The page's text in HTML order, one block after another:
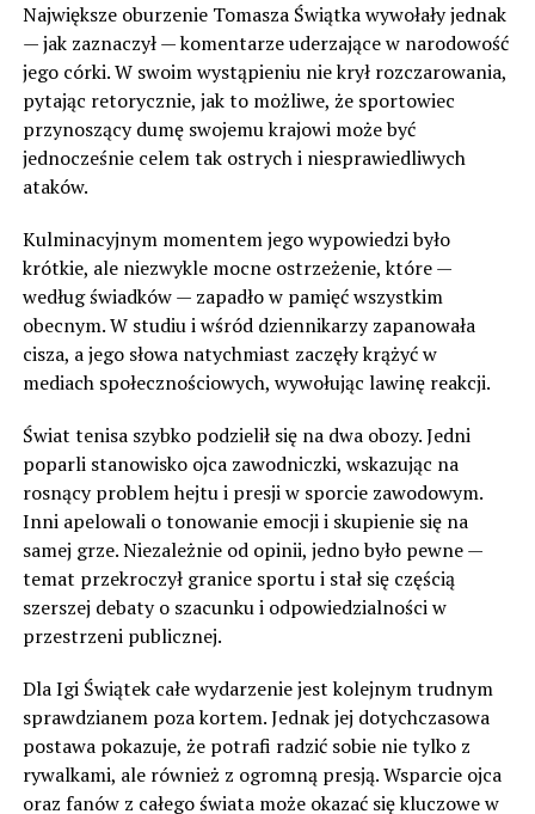
Największe oburzenie Tomasza Świątka wywołały jednak
— jak zaznaczył — komentarze uderzające w narodowość
jego córki. W swoim wystąpieniu nie krył rozczarowania,
pytając retorycznie, jak to możliwe, że sportowiec
przynoszący dumę swojemu krajowi może być
jednocześnie celem tak ostrych i niesprawiedliwych
ataków.
Kulminacyjnym momentem jego wypowiedzi było
krótkie, ale niezwykle mocne ostrzeżenie, które —
według świadków — zapadło w pamięć wszystkim
obecnym. W studiu i wśród dziennikarzy zapanowała
cisza, a jego słowa natychmiast zaczęły krążyć w
mediach społecznościowych, wywołując lawinę reakcji.
Świat tenisa szybko podzielił się na dwa obozy. Jedni
poparli stanowisko ojca zawodniczki, wskazując na
rosnący problem hejtu i presji w sporcie zawodowym.
Inni apelowali o tonowanie emocji i skupienie się na
samej grze. Niezależnie od opinii, jedno było pewne —
temat przekroczył granice sportu i stał się częścią
szerszej debaty o szacunku i odpowiedzialności w
przestrzeni publicznej.
Dla Igi Świątek całe wydarzenie jest kolejnym trudnym
sprawdzianem poza kortem. Jednak jej dotychczasowa
postawa pokazuje, że potrafi radzić sobie nie tylko z
rywalkami, ale również z ogromną presją. Wsparcie ojca
oraz fanów z całego świata może okazać się kluczowe w